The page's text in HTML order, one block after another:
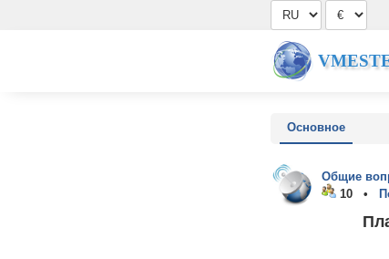
Основное
Общие
10 •